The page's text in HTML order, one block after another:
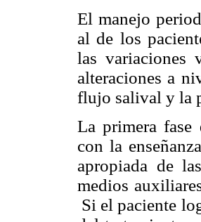
El manejo
al de los
las variaciones
alteraciones a
flujo salival y la
La primera fase
con la
apropiada de
medios
Si el paciente